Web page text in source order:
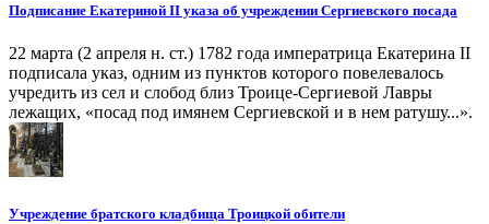
Подписание Екатериной II указа об учреждении Сергиевского посада
22 марта (2 апреля н. ст.) 1782 года императрица Екатерина II
подписала указ, одним из пунктов которого повелевалось
учредить из сел и слобод близ Троице-Сергиевой Лавры
лежащих, «посад под имянем Сергиевской и в нем ратушу...».
Учреждение братского кладбища Троицкой обители